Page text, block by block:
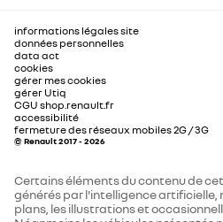
informations légales site
données personnelles
data act
cookies
gérer mes cookies
gérer Utiq
CGU shop.renault.fr
accessibilité
fermeture des réseaux mobiles 2G / 3G
© Renault 2017 - 2026
Certains éléments du contenu de
générés par l'intelligence
plans, les illustrations et